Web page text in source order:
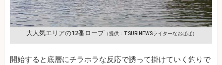
大人気エリアの12番ロープ （提供：TSURINEWSライターなおぱぱ）
開始すると底層にチラホラな反応で誘って掛けていく釣りで